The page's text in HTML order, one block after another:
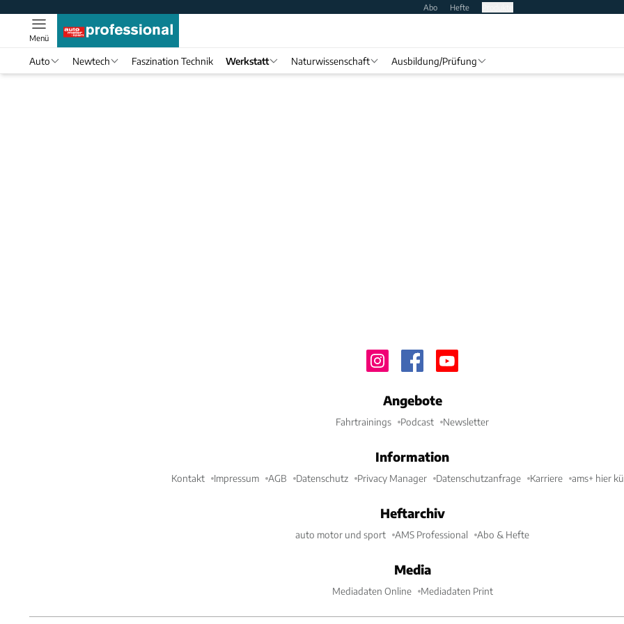
Abo Hefte
Menü
Auto Newtech Faszination Technik Werkstatt Naturwissenschaft Ausbildung/Prüfung
Angebote
Fahrtrainings Podcast Newsletter
Information
Kontakt Impressum AGB Datenschutz Privacy Manager Datenschutzanfrage Karriere ams+ hier
Heftarchiv
auto motor und sport AMS Professional Abo & Hefte
Media
Mediadaten Online Mediadaten Print